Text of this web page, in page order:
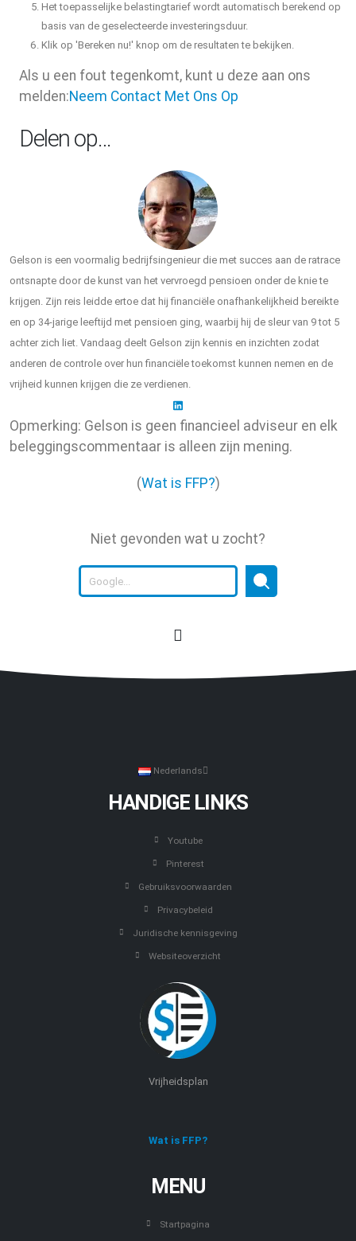
Het toepasselijke belastingtarief wordt automatisch berekend op
basis van de geselecteerde investeringsduur.
Klik op 'Bereken nu!' knop om de resultaten te bekijken.
Als u een fout tegenkomt, kunt u deze aan ons
melden:Neem Contact Met Ons Op
Delen op…
Gelson is een voormalig bedrijfsingenieur die met succes aan de ratrace
ontsnapte door de kunst van het vervroegd pensioen onder de knie te
krijgen. Zijn reis leidde ertoe dat hij financiële onafhankelijkheid bereikte
en op 34-jarige leeftijd met pensioen ging, waarbij hij de sleur van 9 tot 5
achter zich liet. Vandaag deelt Gelson zijn kennis en inzichten zodat
anderen de controle over hun financiële toekomst kunnen nemen en de
vrijheid kunnen krijgen die ze verdienen.
Opmerking: Gelson is geen financieel adviseur en elk
beleggingscommentaar is alleen zijn mening.
(Wat is FFP?)
Niet gevonden wat u zocht?
Nederlands
HANDIGE LINKS
Youtube
Pinterest
Gebruiksvoorwaarden
Privacybeleid
Juridische kennisgeving
Websiteoverzicht
Vrijheidsplan
Wat is FFP?
MENU
Startpagina